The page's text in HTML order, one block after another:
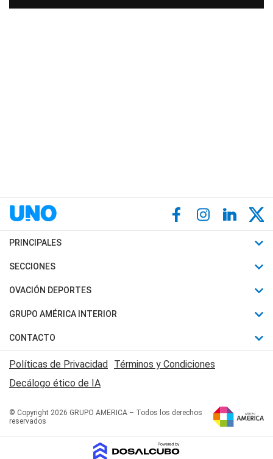
PRINCIPALES
Últimas Noticias
Política
Judiciales
Economia
SECCIONES
Horóscopo
Motores
Trucos caseros
Series y Películas
Edictos y Solicitadas
OVACIÓN DEPORTES
Fútbol
Mundial
Automovilismo
Rugby
Básquet
GRUPO AMÉRICA INTERIOR
Canal 7 en Vivo
San Juan 8
CONTACTO
Acerca de Nosotros
Contactanos
Políticas de Privacidad Términos y Condiciones
Decálogo ético de IA
© Copyright 2026 GRUPO AMERICA – Todos los derechos
reservados